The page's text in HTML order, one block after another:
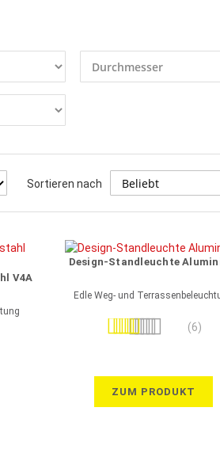
Sortieren nach
V4A
Design-Standleuchte
Edle Weg- und
Bewertung: (6)
ZUM PRODUKT